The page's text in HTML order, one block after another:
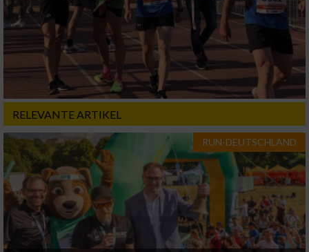
RELEVANTE ARTIKEL
RUN-DEUTSCHLAND